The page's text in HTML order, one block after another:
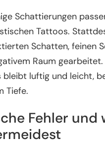
Schattierungen
Tattoos.
Schatten, feinen
Raum gearbeitet.
bleibt luftig und leicht,
Tiefe.
Fehler und